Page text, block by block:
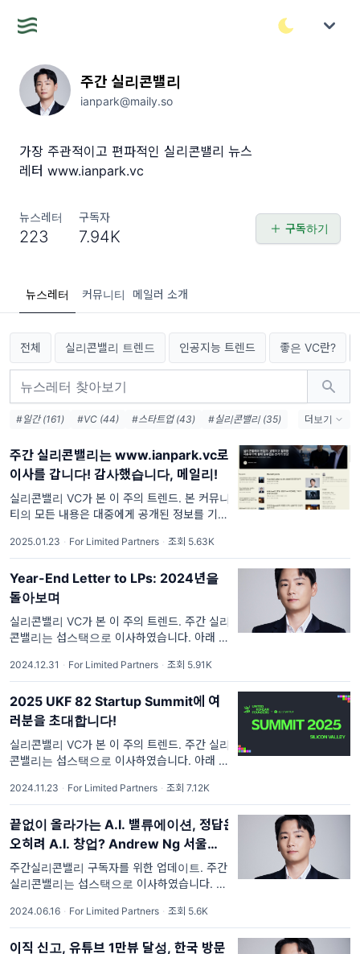
주간 실리콘밸리
ianpark@maily.so
가장 주관적이고 편파적인 실리콘밸리 뉴스
레터 www.ianpark.vc
뉴스레터
223
구독자
7.94K 구독하기
뉴스레터 커뮤니티 메일러 소개
전체 실리콘밸리 트렌드 인공지능 트렌드 좋은 VC란?
#일간 (161) #VC (44) #스타트업 (43)
#실리콘밸리 (35)
더보기
주간 실리콘밸리는 www.ianpark.vc로
이사를 갑니다! 감사했습니다, 메일리!
실리콘밸리 VC가 본 이 주의 트렌드. 본 커뮤니
티의 모든 내용은 대중에게 공개된 정보를 기반
아닌 전반적인 미국의 시장, VC, 스타트업, 기
술 트렌드와 그에 대한 개인적인
2025.01.23 · For Limited Partners · 조회 5.63K
Year-End Letter to LPs: 2024년을
돌아보며
실리콘밸리 VC가 본 이 주의 트렌드. 주간 실리
콘밸리는 섭스택으로 이사하였습니다. 아래 링
대중에게 공개된 정보를 기반으로한 개인적인
의견이며 투자에 대한 조언이 아닌 전반적
2024.12.31 · For Limited Partners · 조회 5.91K
2025 UKF 82 Startup Summit에 여
러분을 초대합니다!
실리콘밸리 VC가 본 이 주의 트렌드. 주간 실리
콘밸리는 섭스택으로 이사하였습니다. 아래 링
대중에게 공개된 정보를 기반으로한 개인적인
의견이며 투자에 대한 조언이 아닌 전반적
2024.11.23 · For Limited Partners · 조회 7.12K
끝없이 올라가는 A.I. 밸류에이션, 정답은
오히려 A.I. 창업? Andrew Ng 서울
A.I. Day; 한국판 All-in Podcast: "테크
원정대" 유튜브 런칭; 주실밸 마피아를 모
주간실리콘밸리 구독자를 위한 업데이트. 주간
실리콘밸리는 섭스택으로 이사하였습니다. 아
주간 실리콘밸리는 경제, 테크, 스타트업, 부동
산, 재정적 자유, 비지니스에 관한
2024.06.16 · For Limited Partners · 조회 5.6K
이직 신고, 유튜브 1만뷰 달성, 한국 방문